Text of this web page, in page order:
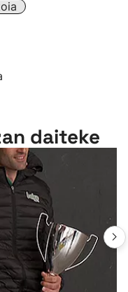
daiteke